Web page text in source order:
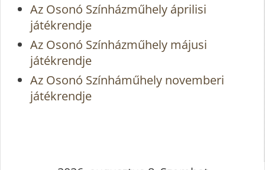
Az Osonó Színházműhely áprilisi
játékrendje
Az Osonó Színházműhely májusi
játékrendje
Az Osonó Színháműhely novemberi
játékrendje